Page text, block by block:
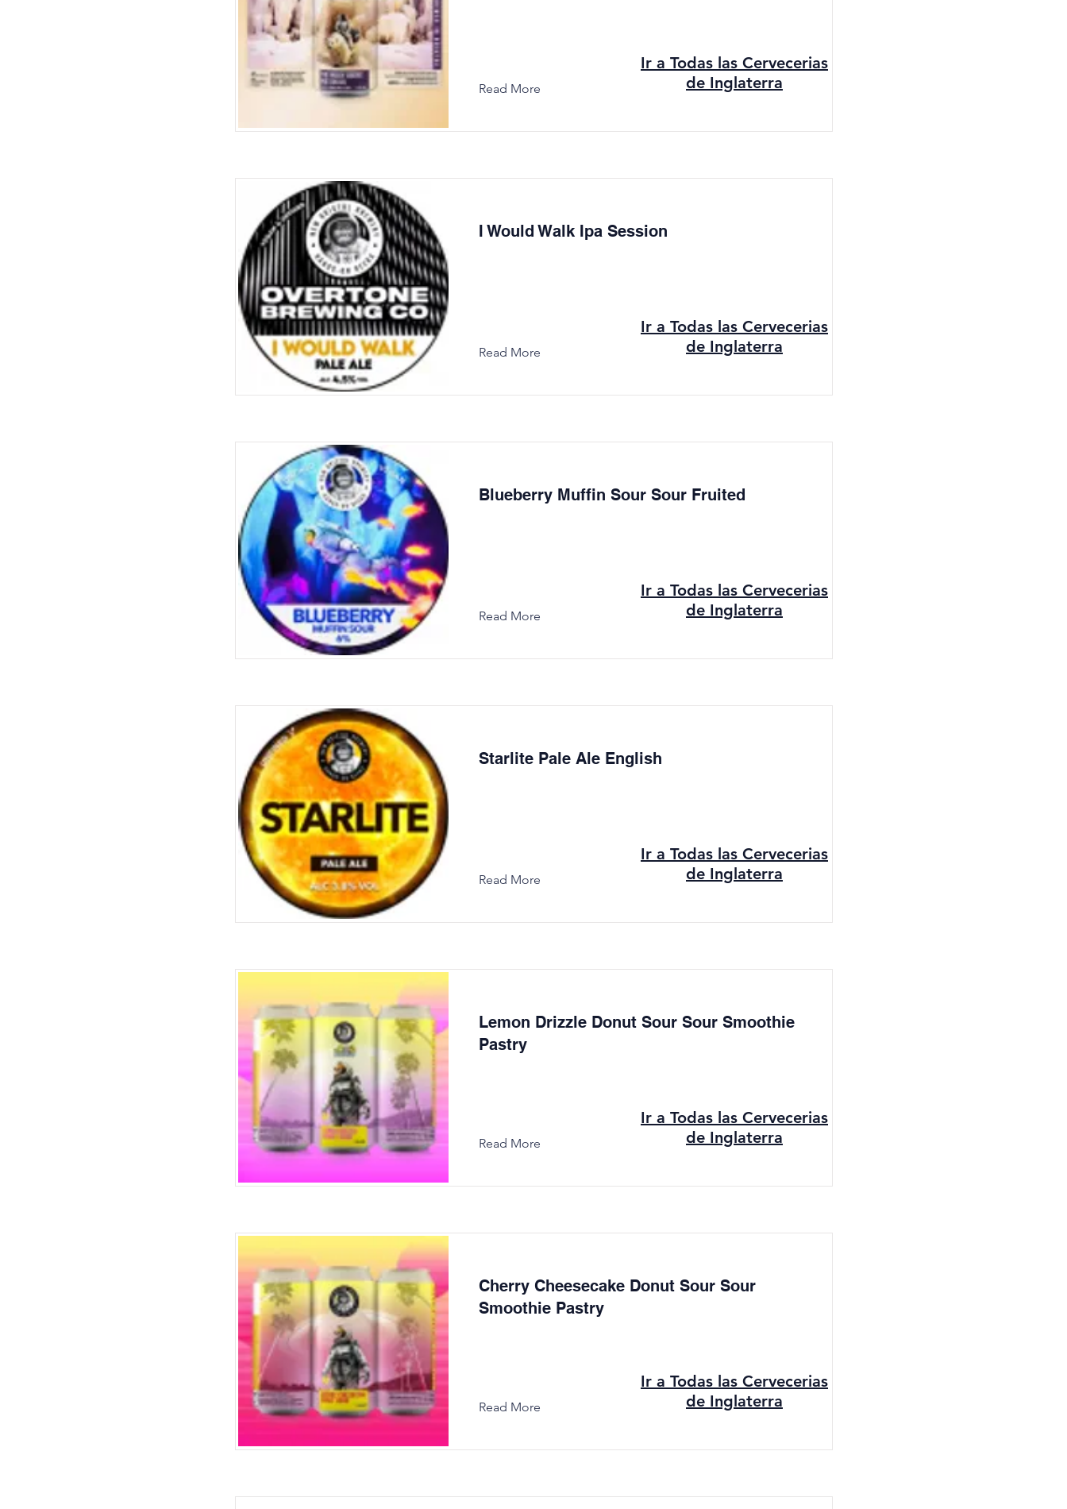
Read More
Ir a Todas las Cervecerias
de Inglaterra
I Would Walk Ipa Session
Read More
Ir a Todas las Cervecerias
de Inglaterra
Blueberry Muffin Sour Sour Fruited
Read More
Ir a Todas las Cervecerias
de Inglaterra
Starlite Pale Ale English
Read More
Ir a Todas las Cervecerias
de Inglaterra
Lemon Drizzle Donut Sour Sour Smoothie
Pastry
Read More
Ir a Todas las Cervecerias
de Inglaterra
Cherry Cheesecake Donut Sour Sour
Smoothie Pastry
Read More
Ir a Todas las Cervecerias
de Inglaterra